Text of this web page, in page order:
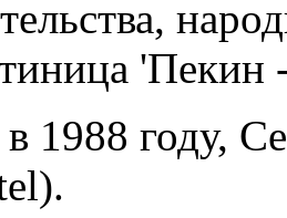
'Пекин
1988 году,